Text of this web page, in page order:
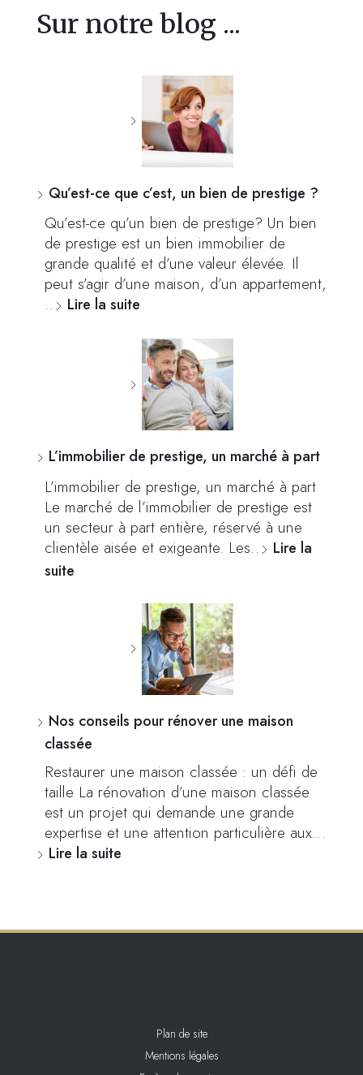
Sur notre blog ...
Qu’est-ce que c’est, un bien de prestige ?
Qu’est-ce qu’un bien de prestige? Un bien
de prestige est un bien immobilier de
grande qualité et d’une valeur élevée. Il
peut s’agir d’une maison, d’un appartement,
… Lire la suite
L’immobilier de prestige, un marché à part
L’immobilier de prestige, un marché à part
Le marché de l’immobilier de prestige est
un secteur à part entière, réservé à une
clientèle aisée et exigeante. Les… Lire la
suite
Nos conseils pour rénover une maison
classée
Restaurer une maison classée : un défi de
taille La rénovation d’une maison classée
est un projet qui demande une grande
expertise et une attention particulière aux…
Lire la suite
Plan de site
Mentions légales